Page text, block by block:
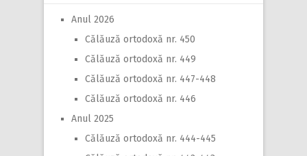
Anul 2026
Călăuză ortodoxă nr. 450
Călăuză ortodoxă nr. 449
Călăuză ortodoxă nr. 447-448
Călăuză ortodoxă nr. 446
Anul 2025
Călăuză ortodoxă nr. 444-445